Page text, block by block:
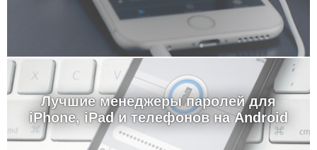
Лучшие менеджеры паролей для
iPhone, iPad и телефонов на Android